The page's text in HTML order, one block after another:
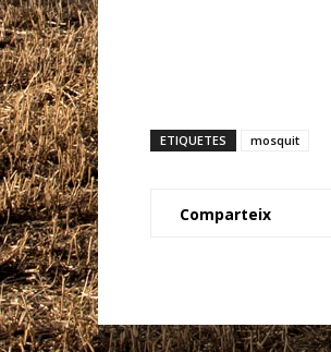
ETIQUETES mosquit
Comparteix